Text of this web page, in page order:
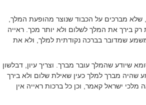
מברכים על הכבוד שנוצר מהופעת המלך,
בירך את המלך לשלום ולא יותר מכך. ראייה
שמדובר בברכה נקודתית למלך, ולא את
שיודע שהמלך עובר מברך. וצריך עיון, דבלשון
מברך למלך כעין שאילת שלום ולא בירך
ישראל קאמר, וכן כל ברכות ראייה אין